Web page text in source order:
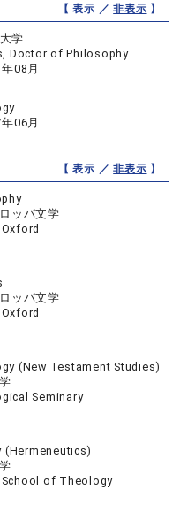
【 表示 ／非表示 】
学
Doctor of Philosophy
08月
06月
【 表示 ／非表示 】
ッパ文学
ッパ文学
(New Testament Studies)
Seminary
of Theology